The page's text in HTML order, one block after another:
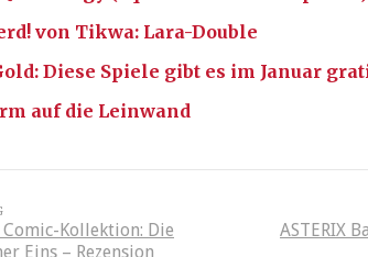
von Tikwa: Lara-Double
Diese Spiele gibt es im Januar
auf die Leinwand
Kollektion: Die
Eins – Rezension
ASTERIX